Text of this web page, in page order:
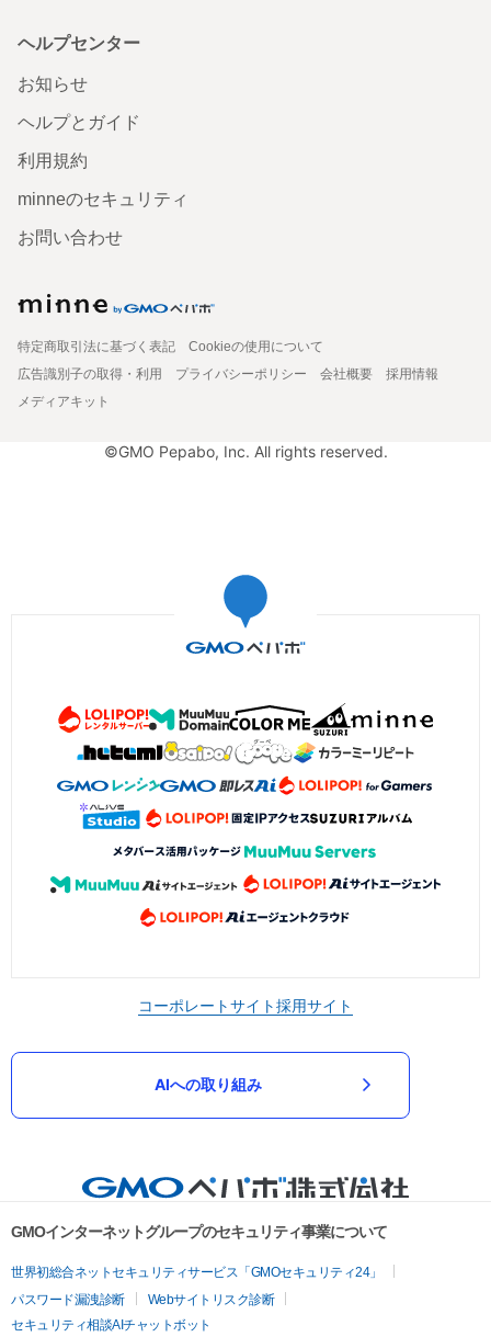
ヘルプセンター
お知らせ
ヘルプとガイド
利用規約
minneのセキュリティ
お問い合わせ
特定商取引法に基づく表記
Cookieの使用について
広告識別子の取得・利用
プライバシーポリシー 会社概要
採用情報
メディアキット
©GMO Pepabo, Inc. All rights reserved.
コーポレートサイト採用サイト
AIへの取り組み
GMOインターネットグループのセキュリティ事業について
世界初総合ネットセキュリティサービス「GMOセキュリティ24」
パスワード漏洩診断
Webサイトリスク診断
セキュリティ相談AIチャットボット